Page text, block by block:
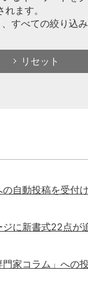
ます。
すべての絞り込
リセット
自動投稿を受付
に新書式22点が
門家コラム」への